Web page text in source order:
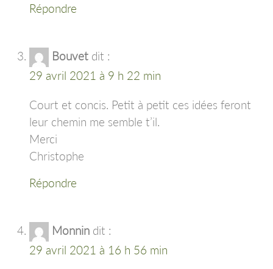
Répondre
Bouvet dit :
29 avril 2021 à 9 h 22 min
Court et concis. Petit à petit ces idées feront
leur chemin me semble t’il.
Merci
Christophe
Répondre
Monnin dit :
29 avril 2021 à 16 h 56 min